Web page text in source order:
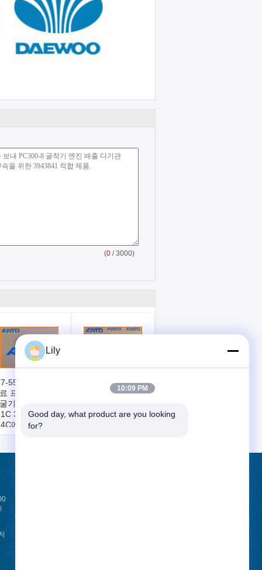
(0 / 3000)
5541 1375541
프라이밍 펌프
기 예비 부품
312C 313D
에 적합
65.11101-7356
106675-466F 두산
용 연료 분사 펌프 예
Lily
10:09 PM
Good day, what product are you looking
for?